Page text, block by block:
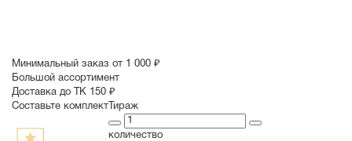
Минимальный заказ от 1 000 ₽
Большой ассортимент
Доставка до ТК 150 ₽
Составьте комплект Тираж
количество